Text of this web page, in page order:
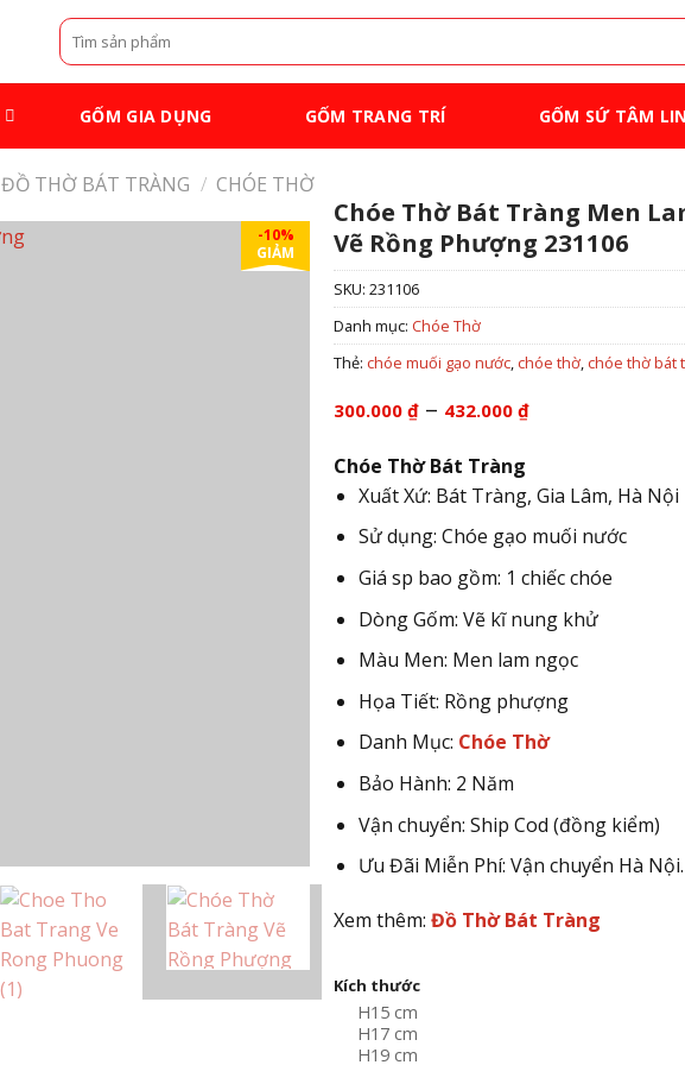
Tìm
kiếm:
GỐM GIA DỤNG GỐM TRANG TRÍ GỐM SỨ TÂM
ĐỒ THỜ BÁT TRÀNG / CHÓE THỜ
-10%
GIẢM
Chóe Thờ Bát Tràng Men
Vẽ Rồng Phượng 231106
SKU: 231106
Danh mục: Chóe Thờ
Thẻ: chóe muối gạo nước, chóe thờ, chóe thờ bát
300.000 ₫ – 432.000 ₫Khoảng
đến
432.000 ₫
Chóe Thờ Bát Tràng
Xuất Xứ: Bát Tràng, Gia Lâm, Hà Nội
Sử dụng: Chóe gạo muối nước
Giá sp bao gồm: 1 chiếc chóe
Dòng Gốm: Vẽ kĩ nung khử
Màu Men: Men lam ngọc
Họa Tiết: Rồng phượng
Danh Mục: Chóe Thờ
Bảo Hành: 2 Năm
Vận chuyển: Ship Cod (đồng kiểm)
Ưu Đãi Miễn Phí: Vận chuyển Hà Nội.
Xem thêm: Đồ Thờ Bát Tràng
Kích thước
H15 cm
H17 cm
H19 cm